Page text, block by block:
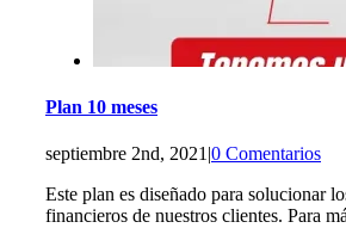
Plan 10 meses
septiembre 2nd, 2021 |0 Comentarios
Este plan es diseñado para solucionar
financieros de nuestros clientes. Para